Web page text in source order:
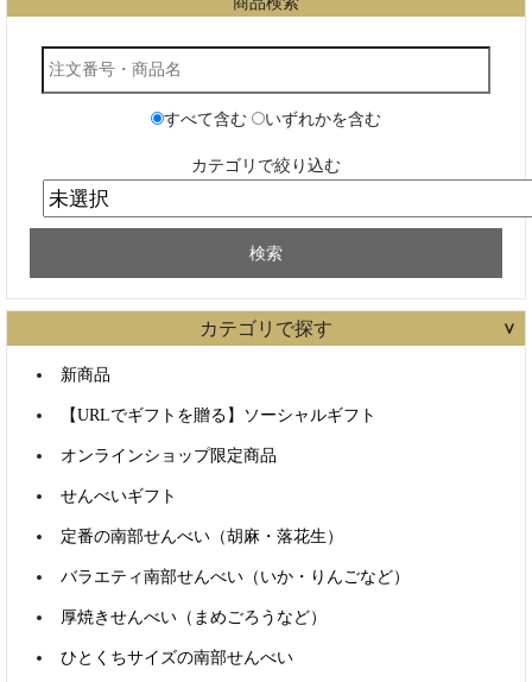
カテゴリで探す
新商品
【URLでギフトを贈る】ソーシャルギフト
オンラインショップ限定商品
せんべいギフト
定番の南部せんべい（胡麻・落花生）
バラエティ南部せんべい（いか・りんごなど）
厚焼きせんべい（まめごろうなど）
ひとくちサイズの南部せんべい